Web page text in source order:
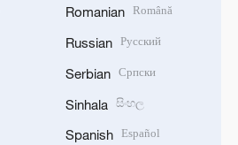
Romanian Română
Russian Русский
Serbian Српски
Sinhala සිංහල
Spanish Español